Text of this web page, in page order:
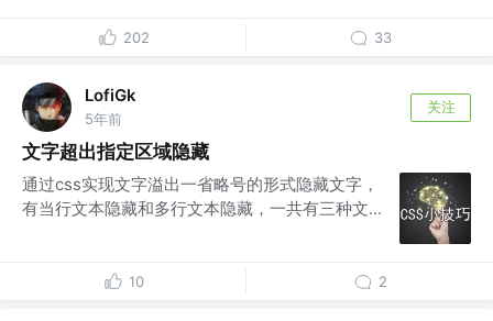
202 33
LofiGk
5年前
关注
文字超出指定区域隐藏
通过css实现文字溢出一省略号的形式隐藏文字，
有当行文本隐藏和多行文本隐藏，一共有三种文...
10 2